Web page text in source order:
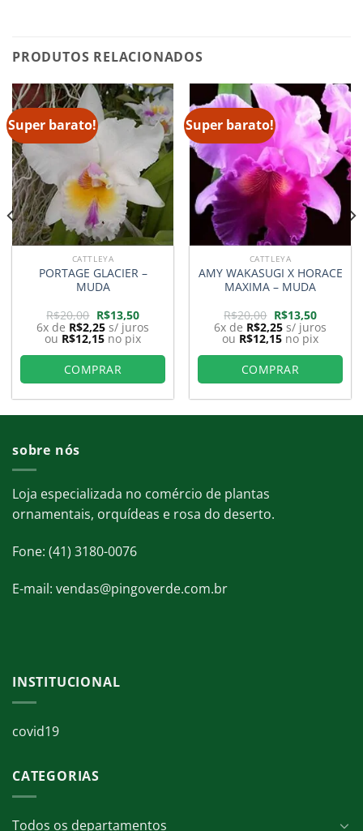
PRODUTOS RELACIONADOS
Super barato!
CATTLEYA
PORTAGE GLACIER –
MUDA
R$20,00 O
preço
original
era:
R$20,00.
R$13,50O
preço
atual
é:
R$13,50.
6x de R$2,25 s/ juros
ou R$12,15 no pix
COMPRAR
Super barato!
CATTLEYA
AMY WAKASUGI X HORACE
MAXIMA – MUDA
R$20,00 O
preço
original
era:
R$20,00.
R$13,50O
preço
atual
é:
R$13,50.
6x de R$2,25 s/ juros
ou R$12,15 no pix
COMPRAR
sobre nós
Loja especializada no comércio de plantas
ornamentais, orquídeas e rosa do deserto.
Fone: (41) 3180-0076
E-mail: vendas@pingoverde.com.br
INSTITUCIONAL
covid19
CATEGORIAS
Todos os departamentos